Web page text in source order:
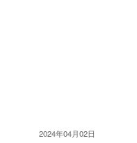
2024年04月02日